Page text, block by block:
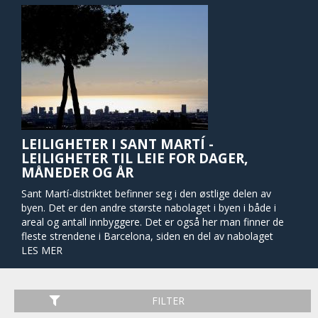
LEILIGHETER I SANT MARTÍ -
LEILIGHETER TIL LEIE FOR DAGER,
MÅNEDER OG ÅR
Sant Martí-distriktet befinner seg i den østlige delen av
byen. Det er den andre største nabolaget i byen i både i
areal og antall innbyggere. Det er også her man finner de
fleste strendene i Barcelona, siden en del av nabolaget
ligger mot sjøen. Det er kjent som et middelklasse-nabolag
Dersom man ser på historien til denne bydelen ser man at
LES MER
FILTER